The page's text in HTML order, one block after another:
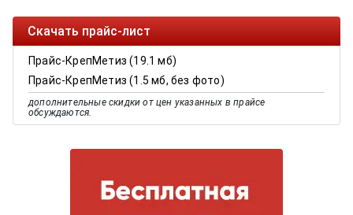
Скачать прайс-лист
Прайс-КрепМетиз (19.1 мб)
Прайс-КрепМетиз (1.5 мб, без фото)
дополнительные скидки от цен указанных в прайсе
обсуждаются.